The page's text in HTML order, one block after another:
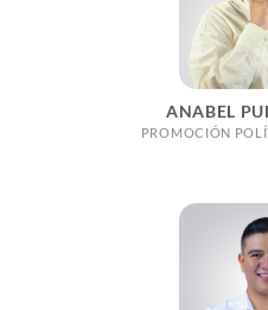
ANABEL
PROMOCIÓN